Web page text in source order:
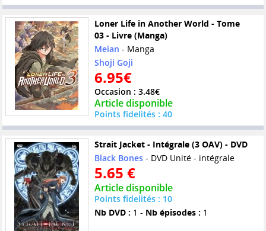
Loner Life in Another World - Tome
03 - Livre (Manga)
Meian - Manga
Shoji Goji
6.95€
Occasion : 3.48€
Article disponible
Points fidelités : 40
Strait Jacket - Intégrale (3 OAV) - DVD
Black Bones- DVD Unité - intégrale
5.65 €
Article disponible
Points fidelités : 10
Nb DVD : 1 - Nb épisodes : 1